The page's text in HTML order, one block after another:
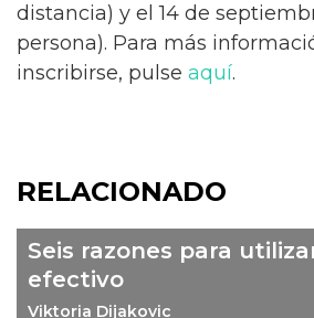
distancia) y el 14 de
persona). Para más
inscribirse, pulse aquí.
RELACIONADO
Seis razones para
efectivo
Viktoria Dijakovic